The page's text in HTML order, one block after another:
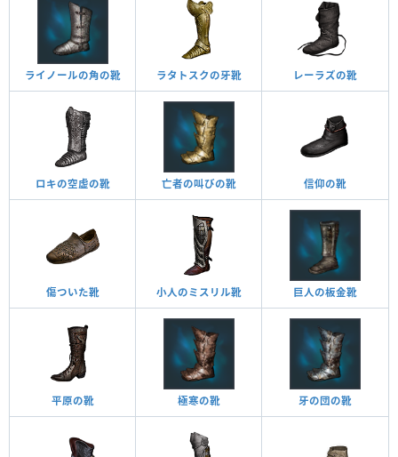
ライノールの角の靴 ラタトスクの牙靴 レーラズの靴
ロキの空虚の靴 亡者の叫びの靴 信仰の靴
傷ついた靴 小人のミスリル靴 巨人の板金靴
平原の靴 極寒の靴 牙の団の靴